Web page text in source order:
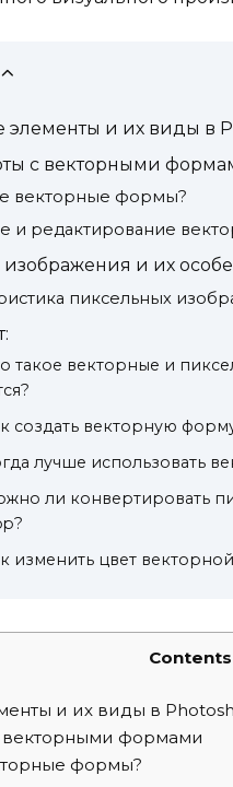
элементы и их виды в
с векторными
векторные формы?
и редактирование
и их
пиксельных
такое векторные и
создать векторную
лучше использовать
ли конвертировать
изменить цвет
Contents
и их виды в
формами
формы?